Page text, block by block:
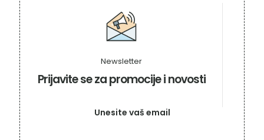
Prijavite se za promocije i novosti
Newsletter
Unesite vaš email